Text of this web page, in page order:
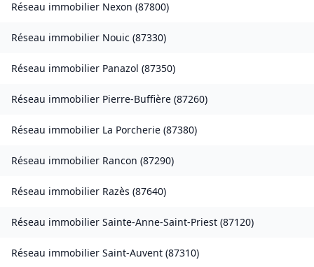
Réseau immobilier Nexon (87800)
Réseau immobilier Nouic (87330)
Réseau immobilier Panazol (87350)
Réseau immobilier Pierre-Buffière (87260)
Réseau immobilier La Porcherie (87380)
Réseau immobilier Rancon (87290)
Réseau immobilier Razès (87640)
Réseau immobilier Sainte-Anne-Saint-Priest (87120)
Réseau immobilier Saint-Auvent (87310)